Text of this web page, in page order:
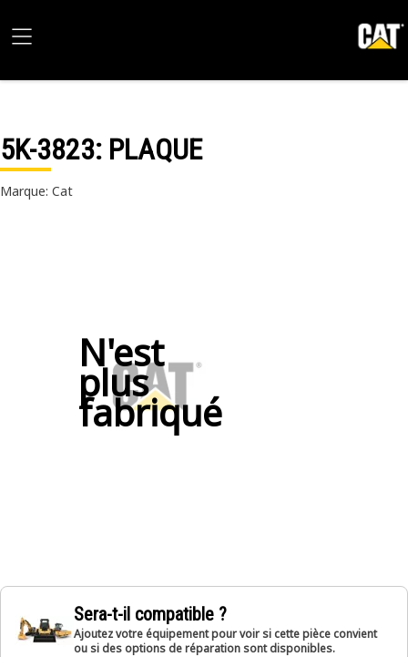
5K-3823: PLAQUE
Marque: Cat
N'est
plus
fabriqué
Sera-t-il compatible ?
Ajoutez votre équipement pour voir si cette pièce convient
ou si des options de réparation sont disponibles.